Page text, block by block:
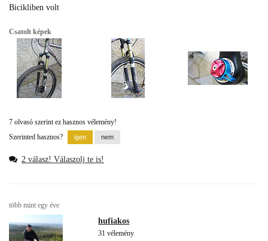
Bicikliben volt
Csatolt képek
7 olvasó szerint ez hasznos vélemény!
Szerinted hasznos?
2 válasz! Válaszolj te is!
több mint egy éve
hufiakos
31 vélemény